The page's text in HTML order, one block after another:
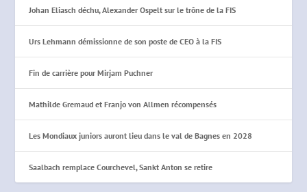
Johan Eliasch déchu, Alexander Ospelt sur le trône de la FIS
Urs Lehmann démissionne de son poste de CEO à la FIS
Fin de carrière pour Mirjam Puchner
Mathilde Gremaud et Franjo von Allmen récompensés
Les Mondiaux juniors auront lieu dans le val de Bagnes en 2028
Saalbach remplace Courchevel, Sankt Anton se retire